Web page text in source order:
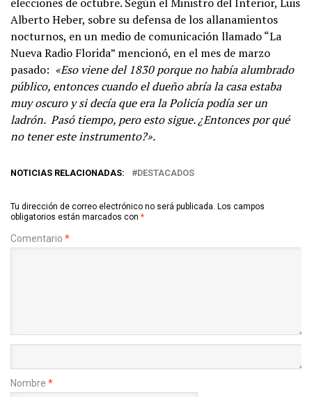
Alberto Heber, sobre su defensa de los allanamientos
nocturnos, en un medio de comunicación llamado “La
Nueva Radio Florida” mencionó, en el mes de marzo
pasado: «Eso viene del 1830 porque no había alumbrado
público, entonces cuando el dueño abría la casa estaba
muy oscuro y si decía que era la Policía podía ser un
ladrón. Pasó tiempo, pero esto sigue. ¿Entonces por qué
no tener este instrumento?».
NOTICIAS RELACIONADAS: DESTACADOS
Tu dirección de correo electrónico no será publicada. Los campos
obligatorios están marcados con *
Comentario *
Nombre *